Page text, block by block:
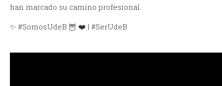
han marcado su camino profesional.
✨ #SomosUdeB 🦉 ❤️ | #SerUdeB